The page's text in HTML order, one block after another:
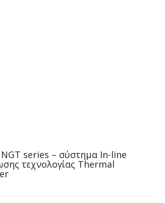
NGT series – σύστημα In-line
τεχνολογίας Thermal